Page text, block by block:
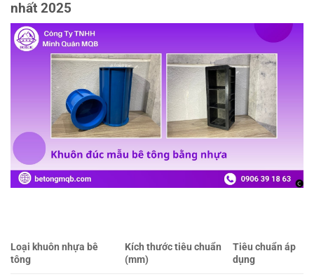
nhất 2025
Loại khuôn nhựa bê
tông
Kích thước tiêu chuẩn
(mm)
Tiêu chuẩn áp
dụng